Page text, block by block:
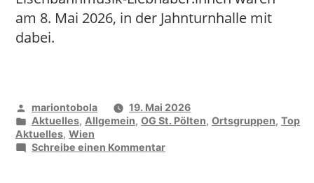
am 8. Mai 2026, in der Jahnturnhalle mit
dabei.
Veröffentlicht
von
mariontobola
19. Mai 2026
Veröffentlicht
unter
Aktuelles, Allgemein,OG St. Pölten,Ortsgruppen,Top
Aktuelles, Wien
Schreibe einen Kommentarzu